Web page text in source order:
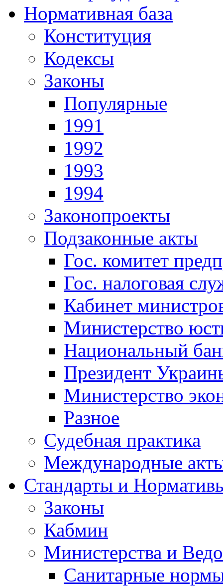
Нормативная база
Конституция
Кодексы
Законы
Популярные
1991
1992
1993
1994
Законопроекты
Подзаконные акты
Гос. комитет
Гос. налоговая
Кабинет
Министерство
Национальный
Президент
Министерство
Разное
Судебная практика
Международные
Стандарты и
Законы
Кабмин
Министерства и
Санитарные